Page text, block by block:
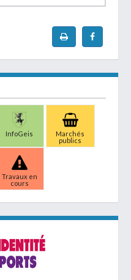
InfoGeis
Marchés
publics
Travaux en
cours